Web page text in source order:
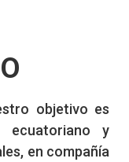
objetivo es
ecuatoriano y
en compañía